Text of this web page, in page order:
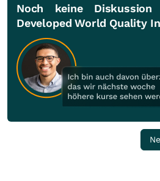
Noch keine Diskussion
Developed World Quality